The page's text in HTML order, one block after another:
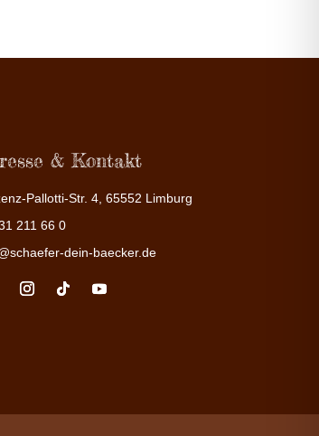
& Kontakt
Pallotti-Str. 4, 65552 Limburg
211 66 0
dein-baecker.de